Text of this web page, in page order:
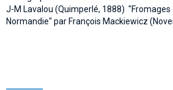
J-M Lavalou (Quimperlé, 1888) "Fromages
Normandie" par François Mackiewicz